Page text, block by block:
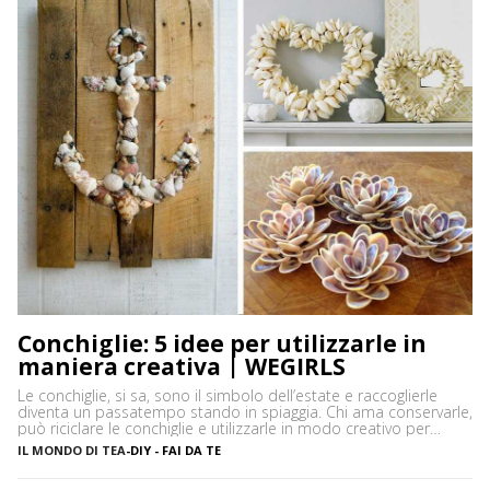
Conchiglie: 5 idee per utilizzarle in
maniera creativa | WEGIRLS
Le conchiglie, si sa, sono il simbolo dell’estate e raccoglierle
diventa un passatempo stando in spiaggia. Chi ama conservarle,
può riciclare le conchiglie e utilizzarle in modo creativo per
decorare oggetti fai da te, soprattutto per arredare la casa al
mare. Attenzione però, perché non tutte possono essere
IL MONDO DI TEA-DIY - FAI DA TE